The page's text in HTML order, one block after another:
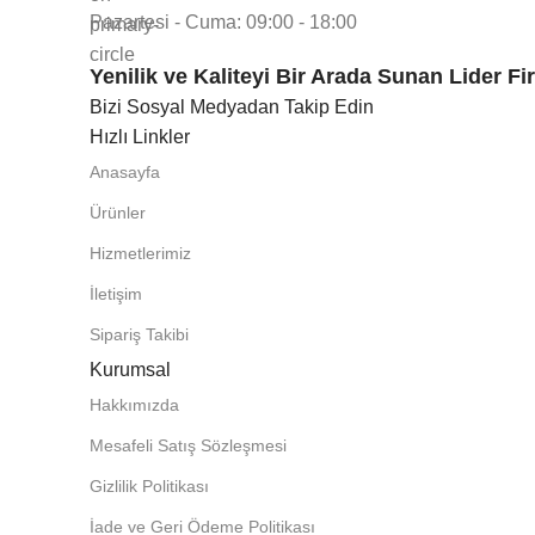
Pazartesi - Cuma: 09:00 - 18:00
Yenilik ve Kaliteyi Bir Arada Sunan Lider
Bizi Sosyal Medyadan Takip Edin
Hızlı Linkler
Anasayfa
Ürünler
Hizmetlerimiz
İletişim
Sipariş Takibi
Kurumsal
Hakkımızda
Mesafeli Satış Sözleşmesi
Gizlilik Politikası
İade ve Geri Ödeme Politikası